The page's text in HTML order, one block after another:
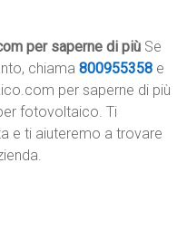
per saperne di più Se
chiama800955358 e
per saperne di più
fotovoltaico. Ti
e ti aiuteremo a trovare